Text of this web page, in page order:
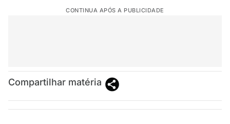
CONTINUA APÓS A PUBLICIDADE
Compartilhar matéria